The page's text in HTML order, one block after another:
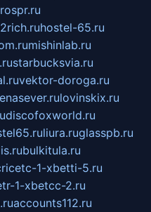
2rich.ruhostel-65.ru
mishinlab.ru
starbucksvia.ru
vektor-doroga.ru
lovinskix.ru
discofoxworld.ru
liura.ruglasspb.ru
bulkitula.ru
1-xbetti-5.ru
1-xbetcc-2.ru
accounts112.ru